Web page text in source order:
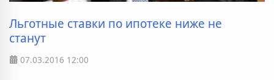
Льготные ставки по ипотеке ниже не
станут
07.03.2016 12:00